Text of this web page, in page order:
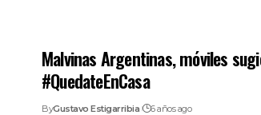
Malvinas Argentinas, móviles
#QuedateEnCasa
ByGustavo Estigarribia 6 años ago